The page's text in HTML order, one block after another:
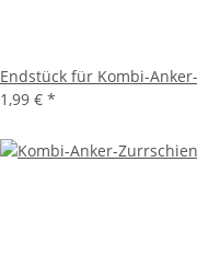
Endstück für Kombi-
1,99 € *